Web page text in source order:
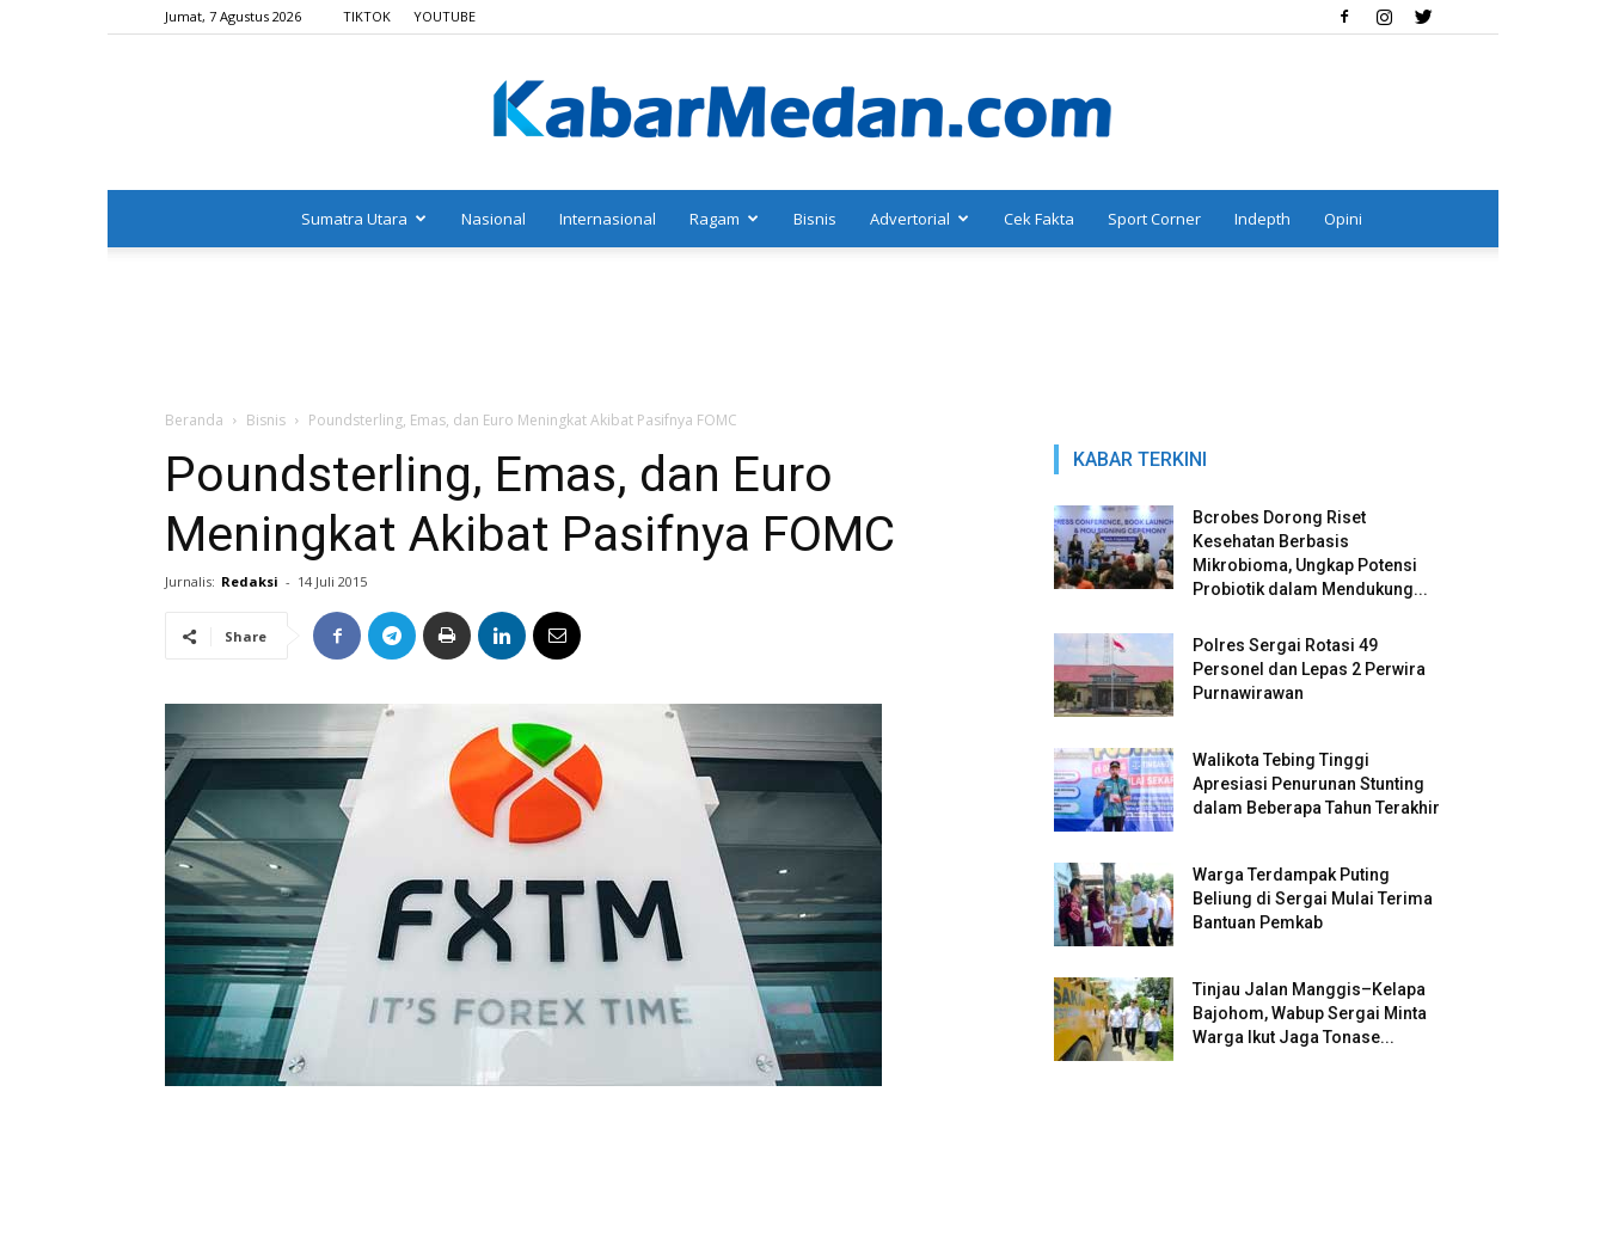
Jumat, 7 Agustus 2026 TIKTOK YOUTUBE
Sumatra Utara Nasional Internasional Ragam Bisnis Advertorial Cek Fakta Sport Corner Indepth Opini
Beranda Bisnis Poundsterling, Emas, dan Euro Meningkat Akibat Pasifnya FOMC
Poundsterling, Emas, dan Euro
Meningkat Akibat Pasifnya FOMC
Jurnalis: Redaksi - 14 Juli 2015
Share
KABAR TERKINI
Bcrobes Dorong Riset
Kesehatan Berbasis
Mikrobioma, Ungkap Potensi
Probiotik dalam Mendukung...
Polres Sergai Rotasi 49
Personel dan Lepas 2 Perwira
Purnawirawan
Walikota Tebing Tinggi
Apresiasi Penurunan Stunting
dalam Beberapa Tahun Terakhir
Warga Terdampak Puting
Beliung di Sergai Mulai Terima
Bantuan Pemkab
Tinjau Jalan Manggis–Kelapa
Bajohom, Wabup Sergai Minta
Warga Ikut Jaga Tonase...